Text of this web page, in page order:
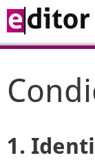
1.